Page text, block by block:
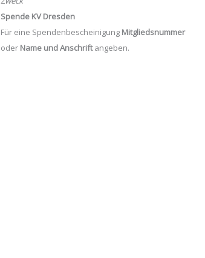
Spende KV Dresden
Für eine Spendenbescheinigung Mitgliedsnummer
oder Name und Anschriftangeben.